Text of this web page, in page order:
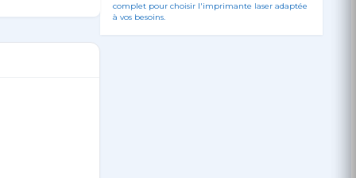
complet pour choisir l'imprimante laser adaptée
à vos besoins.